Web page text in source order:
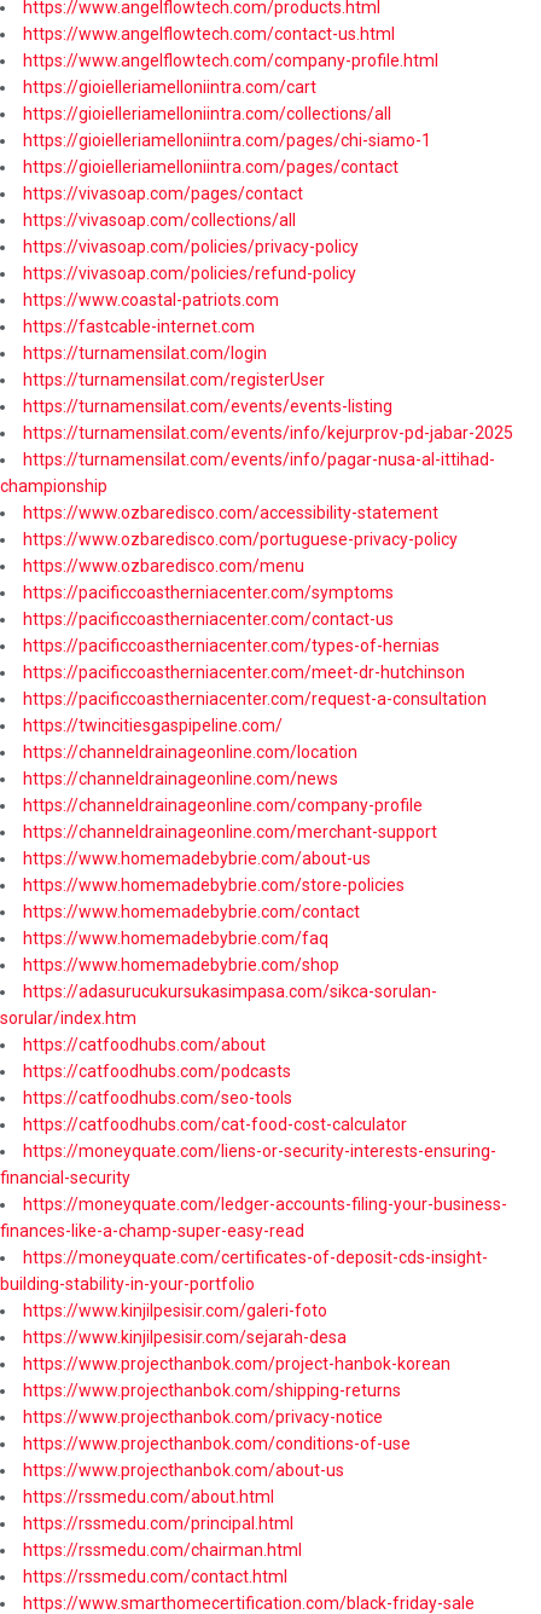
https://www.angelflowtech.com/products.html
https://www.angelflowtech.com/contact-us.html
https://www.angelflowtech.com/company-profile.html
https://gioielleriamelloniintra.com/cart
https://gioielleriamelloniintra.com/collections/all
https://gioielleriamelloniintra.com/pages/chi-siamo-1
https://gioielleriamelloniintra.com/pages/contact
https://vivasoap.com/pages/contact
https://vivasoap.com/collections/all
https://vivasoap.com/policies/privacy-policy
https://vivasoap.com/policies/refund-policy
https://www.coastal-patriots.com
https://fastcable-internet.com
https://turnamensilat.com/login
https://turnamensilat.com/registerUser
https://turnamensilat.com/events/events-listing
https://turnamensilat.com/events/info/kejurprov-pd-jabar-2025
https://turnamensilat.com/events/info/pagar-nusa-al-ittihad-
championship
https://www.ozbaredisco.com/accessibility-statement
https://www.ozbaredisco.com/portuguese-privacy-policy
https://www.ozbaredisco.com/menu
https://pacificcoastherniacenter.com/symptoms
https://pacificcoastherniacenter.com/contact-us
https://pacificcoastherniacenter.com/types-of-hernias
https://pacificcoastherniacenter.com/meet-dr-hutchinson
https://pacificcoastherniacenter.com/request-a-consultation
https://twincitiesgaspipeline.com/
https://channeldrainageonline.com/location
https://channeldrainageonline.com/news
https://channeldrainageonline.com/company-profile
https://channeldrainageonline.com/merchant-support
https://www.homemadebybrie.com/about-us
https://www.homemadebybrie.com/store-policies
https://www.homemadebybrie.com/contact
https://www.homemadebybrie.com/faq
https://www.homemadebybrie.com/shop
https://adasurucukursukasimpasa.com/sikca-sorulan-
sorular/index.htm
https://catfoodhubs.com/about
https://catfoodhubs.com/podcasts
https://catfoodhubs.com/seo-tools
https://catfoodhubs.com/cat-food-cost-calculator
https://moneyquate.com/liens-or-security-interests-ensuring-
financial-security
https://moneyquate.com/ledger-accounts-filing-your-business-
finances-like-a-champ-super-easy-read
https://moneyquate.com/certificates-of-deposit-cds-insight-
building-stability-in-your-portfolio
https://www.kinjilpesisir.com/galeri-foto
https://www.kinjilpesisir.com/sejarah-desa
https://www.projecthanbok.com/project-hanbok-korean
https://www.projecthanbok.com/shipping-returns
https://www.projecthanbok.com/privacy-notice
https://www.projecthanbok.com/conditions-of-use
https://www.projecthanbok.com/about-us
https://rssmedu.com/about.html
https://rssmedu.com/principal.html
https://rssmedu.com/chairman.html
https://rssmedu.com/contact.html
https://www.smarthomecertification.com/black-friday-sale